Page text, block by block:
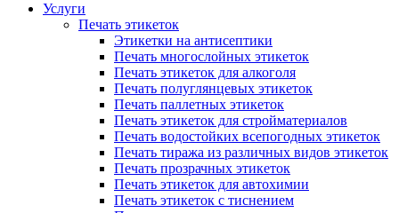
Услуги
Печать этикеток
Этикетки на антисептики
Печать многослойных этикеток
Печать этикеток для алкоголя
Печать полуглянцевых этикеток
Печать паллетных этикеток
Печать этикеток для стройматериалов
Печать водостойких всепогодных этикеток
Печать тиража из различных видов этикеток
Печать прозрачных этикеток
Печать этикеток для автохимии
Печать этикеток с тиснением